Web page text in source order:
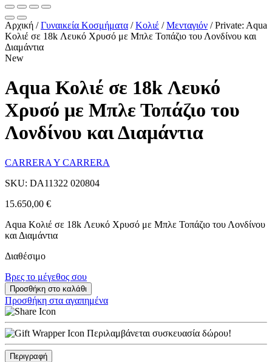
Αρχική /Γυναικεία Kοσμήματα /Κολιέ /Μενταγιόν /Private: Aqua
Κολιέ σε 18k Λευκό Χρυσό με Μπλε Τοπάζιο του Λονδίνου και
Διαμάντια
New
Aqua Κολιέ σε 18k Λευκό
Χρυσό με Μπλε Τοπάζιο του
Λονδίνου και Διαμάντια
CARRERA Y CARRERA
SKU: DA11322 020804
15.650,00 €
Aqua Κολιέ σε 18k Λευκό Χρυσό με Μπλε Τοπάζιο του Λονδίνου
και Διαμάντια
Διαθέσιμο
Βρες το μέγεθος σου
Προσθήκη στο καλάθι
Προσθήκη στα αγαπημένα
Περιλαμβάνεται συσκευασία δώρου!
Περιγραφή